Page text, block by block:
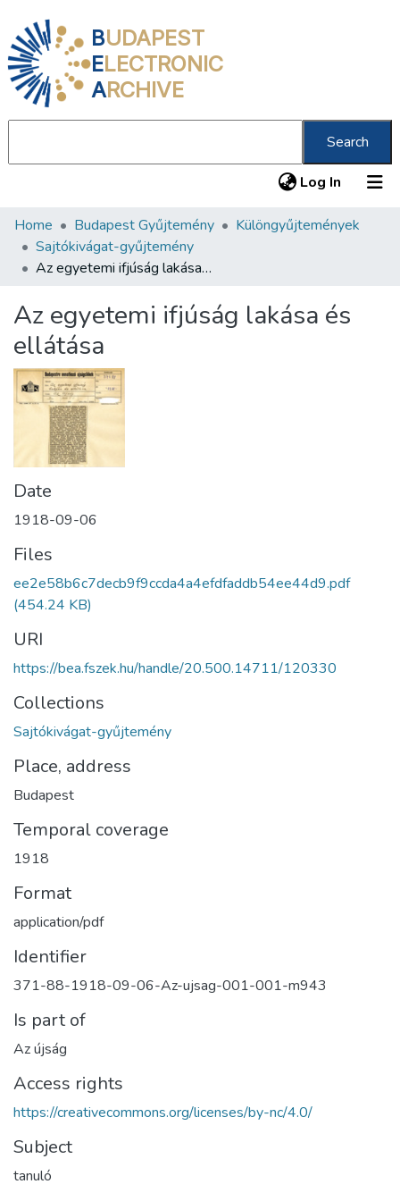
BUDAPEST
ELECTRONIC
ARCHIVE
Search
Log In (current)
Communities & Collections
All of DSpace
About us
Home Budapest Gyűjtemény
Különgyűjtemények
Sajtókivágat-gyűjtemény
Az egyetemi ifjúság lakása és ellátása
Az egyetemi ifjúság lakása és
ellátása
Date
1918-09-06
Files
ee2e58b6c7decb9f9ccda4a4efdfaddb54ee44d9.pdf
(454.24 KB)
URI
https://bea.fszek.hu/handle/20.500.14711/120330
Collections
Sajtókivágat-gyűjtemény
Place, address
Budapest
Temporal coverage
1918
Format
application/pdf
Identifier
371-88-1918-09-06-Az-ujsag-001-001-m943
Is part of
Az újság
Access rights
https://creativecommons.org/licenses/by-nc/4.0/
Subject
tanuló